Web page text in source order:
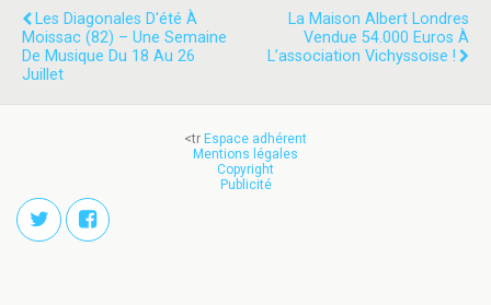
Les Diagonales D'été À
Moissac (82) – Une Semaine
De Musique Du 18 Au 26
Juillet
La Maison Albert Londres
Vendue 54.000 Euros À
L’association Vichyssoise !
<tr Espace adhérent
Mentions légales
Copyright
Publicité